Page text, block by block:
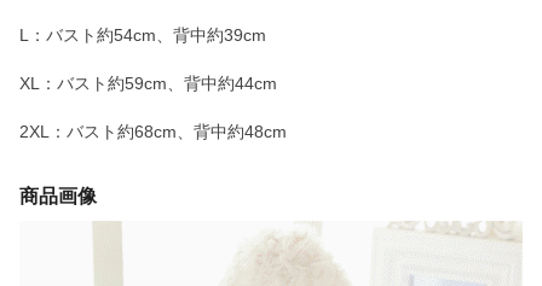
L：バスト約54cm、背中約39cm
XL：バスト約59cm、背中約44cm
2XL：バスト約68cm、背中約48cm
商品画像